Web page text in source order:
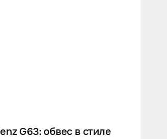
G63: обвес в стиле